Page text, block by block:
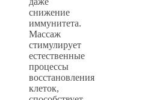
снижение
иммунитета.
Массаж
стимулирует
естественные
процессы
восстановления
клеток,